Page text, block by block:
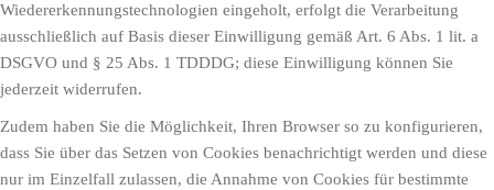
Wiedererkennungstechnologien eingeholt, erfolgt die Verarbeitung
ausschließlich auf Basis dieser Einwilligung gemäß Art. 6 Abs. 1 lit. a
DSGVO und § 25 Abs. 1 TDDDG; diese Einwilligung können Sie
jederzeit widerrufen.
Zudem haben Sie die Möglichkeit, Ihren Browser so zu konfigurieren,
dass Sie über das Setzen von Cookies benachrichtigt werden und diese
nur im Einzelfall zulassen, die Annahme von Cookies für bestimmte